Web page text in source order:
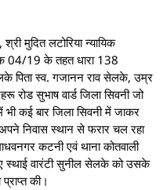
मुदित लटोरिया न्यायिक
04/19 के तहत धारा 138
पिता स्व. गजानन राव सेलके, उम्र
रोड सुभाष वार्ड जिला सिवनी जो
कई बार जिला सिवनी में जाकर
निवास स्थान से फरार चल रहा
कटनी एवं थाना कोतवाली
स्थाई वारंटी सुनील सेलके को उसके
की।